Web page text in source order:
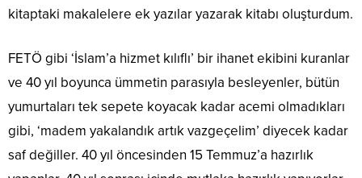
kitaptaki makalelere ek yazılar yazarak kitabı oluşturdum.
FETÖ gibi ‘İslam’a hizmet kılıflı’ bir ihanet ekibini kuranlar
ve 40 yıl boyunca ümmetin parasıyla besleyenler, bütün
yumurtaları tek sepete koyacak kadar acemi olmadıkları
gibi, ‘madem yakalandık artık vazgeçelim’ diyecek kadar
saf değiller. 40 yıl öncesinden 15 Temmuz’a hazırlık